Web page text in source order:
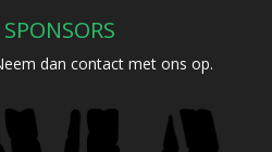
dan contact met ons op.